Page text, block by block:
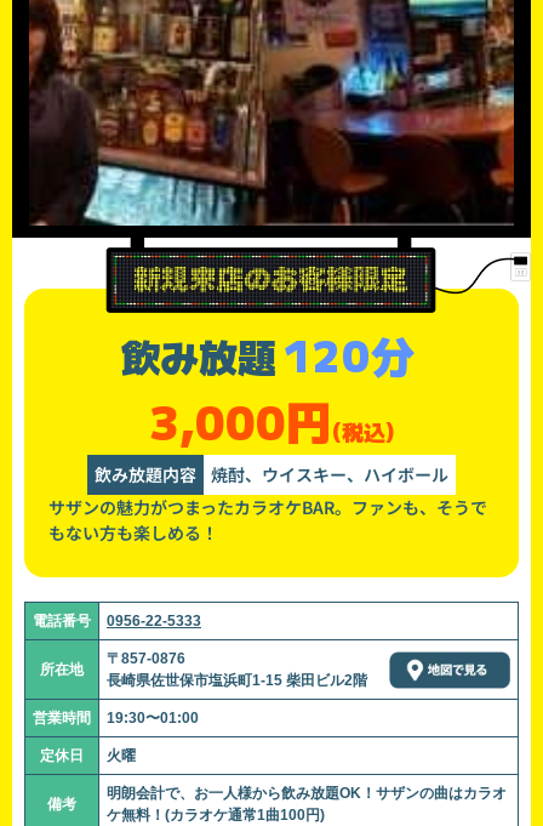
飲み放題120分
3,000円(税込)
飲み放題内容 焼酎、ウイスキー、ハイボール
サザンの魅力がつまったカラオケBAR。ファンも、そうで
もない方も楽しめる！
電話番号 0956-22-5333
所在地
〒857-0876
長崎県佐世保市塩浜町1-15 柴田ビル2階
営業時間 19:30〜01:00
定休日 火曜
備考
明朗会計で、お一人様から飲み放題OK！サザンの曲はカラオ
ケ無料！(カラオケ通常1曲100円)